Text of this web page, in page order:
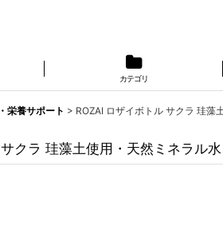
カテゴリ
栄養サポート > ROZAI ロザイボトル サクラ 珪藻
クラ 珪藻土使用・天然ミネラル